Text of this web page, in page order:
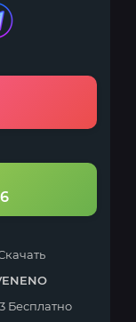
Бесплатно